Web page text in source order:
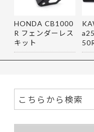
HONDA CB1000
R フェンダーレス
キット
ェ